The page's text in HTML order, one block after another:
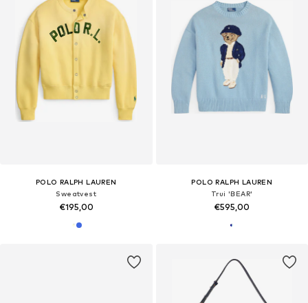
POLO RALPH LAUREN
Sweatvest
€195,00
POLO RALPH LAUREN
Trui 'BEAR'
€595,00